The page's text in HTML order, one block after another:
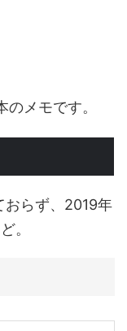
メモです。
おらず、2019年
。